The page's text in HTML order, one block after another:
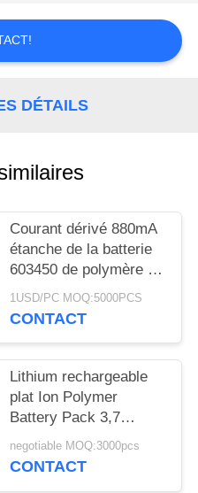
DÉTAILS
Courant dérivé 880mA
étanche de la batterie
603450 de polymère de
lithium avec le fil de
Pcband
1USD/PC MOQ:5000PCS
CONTACT
Lithium rechargeable
plat Ion Polymer
Battery Pack 3,7
V 4000mAh pour
Equipmen médical
negotiable MOQ:3000pcs
CONTACT